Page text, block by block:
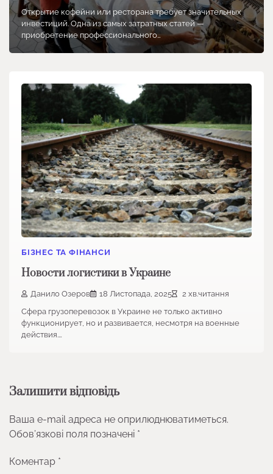
Открытие кофейни или ресторана требует значительных
инвестиций. Одна из самых затратных статей —
приобретение профессионального…
БІЗНЕС ТА ФІНАНСИ
Новости логистики в Украине
Данило Озеров 18 Листопада, 2025
2 хв.читання
Сфера грузоперевозок в Украине не только активно
функционирует, но и развивается, несмотря на военные
действия.…
Залишити відповідь
Ваша e-mail адреса не оприлюднюватиметься.
Обов’язкові поля позначені *
Коментар *